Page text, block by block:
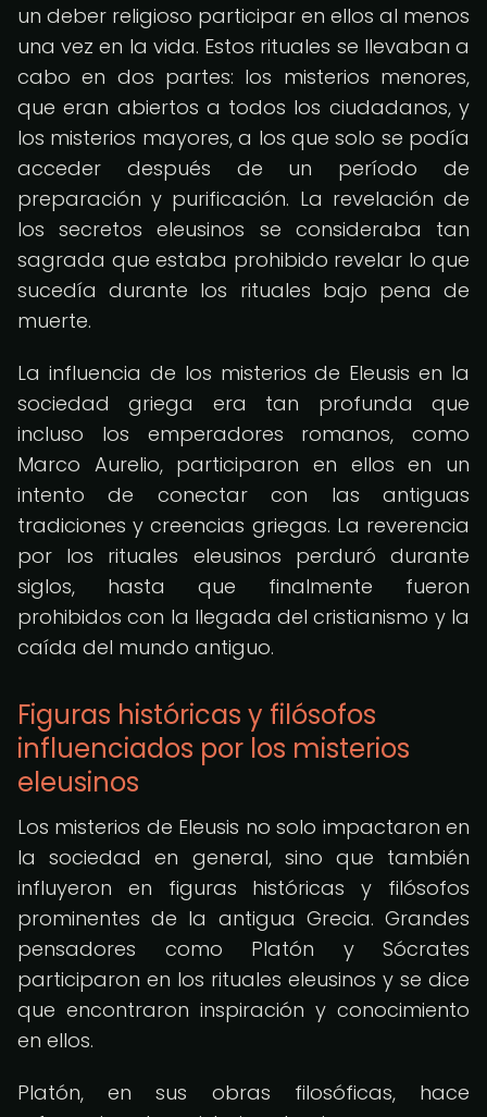
un deber religioso participar en ellos al menos
una vez en la vida. Estos rituales se llevaban a
cabo en dos partes: los misterios menores,
que eran abiertos a todos los ciudadanos, y
los misterios mayores, a los que solo se podía
acceder después de un período de
preparación y purificación. La revelación de
los secretos eleusinos se consideraba tan
sagrada que estaba prohibido revelar lo que
sucedía durante los rituales bajo pena de
muerte.
La influencia de los misterios de Eleusis en la
sociedad griega era tan profunda que
incluso los emperadores romanos, como
Marco Aurelio, participaron en ellos en un
intento de conectar con las antiguas
tradiciones y creencias griegas. La reverencia
por los rituales eleusinos perduró durante
siglos, hasta que finalmente fueron
prohibidos con la llegada del cristianismo y la
caída del mundo antiguo.
Figuras históricas y filósofos
influenciados por los misterios
eleusinos
Los misterios de Eleusis no solo impactaron en
la sociedad en general, sino que también
influyeron en figuras históricas y filósofos
prominentes de la antigua Grecia. Grandes
pensadores como Platón y Sócrates
participaron en los rituales eleusinos y se dice
que encontraron inspiración y conocimiento
en ellos.
Platón, en sus obras filosóficas, hace